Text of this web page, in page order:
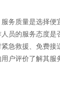
服务质量是选择便
人员的服务态度是
紧急救援、免费接
户评价了解其服